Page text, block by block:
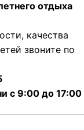
отдыха
качества
звоните по
с 9:00 до 17:00